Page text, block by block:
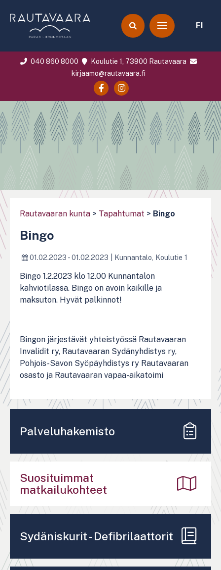
FI
040 860 8000
Koulutie 1, 73900 Rautavaara
kirjaamo@rautavaara.fi
Rautavaaran kunta > Tapahtumat > Bingo
Bingo
01.02.2023 - 01.02.2023 Kunnantalo, Koulutie 1
Bingo 1.2.2023 klo 12.00 Kunnantalon
kahviotilassa. Bingo on avoin kaikille ja
maksuton. Hyvät palkinnot!
Bingon järjestävät yhteistyössä Rautavaaran
Invalidit ry, Rautavaaran Sydänyhdistys ry,
Pohjois-Savon Syöpäyhdistys ry Rautavaaran
osasto ja Rautavaaran vapaa-aikatoimi
Palveluhakemisto
Suosituimmat
matkailukohteet
Sydäniskurit - Defibrilaattorit